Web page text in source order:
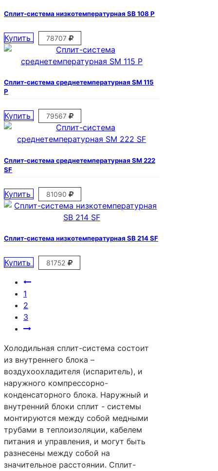
Сплит-система низкотемпературная SB 108 P
Купить 78707
Сплит-система среднетемпературная SM 115
P
Купить 79567
Сплит-система среднетемпературная SM 222
SF
Купить 81090
Сплит-система низкотемпературная SB 214 SF
Купить 81752
1
2
3
Холодильная сплит-система состоит
из внутреннего блока –
воздухоохладителя (испаритель), и
наружного компрессорно-
конденсаторного блока. Наружный и
внутренний блоки сплит - системы
монтируются между собой медными
трубами в теплоизоляции, кабелем
питания и управления, и могут быть
разнесены между собой на
значительное расстоянии. Сплит-